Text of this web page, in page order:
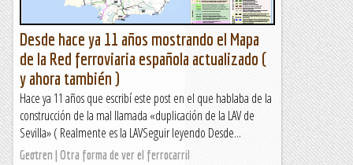
Desde hace ya 11 años mostrando el Mapa
de la Red ferroviaria española actualizado (
y ahora también )
Hace ya 11 años que escribí este post en el que hablaba de la
construcción de la mal llamada «duplicación de la LAV de
Sevilla» ( Realmente es la LAVSeguir leyendo Desde...
Geotren | Otra forma de ver el ferrocarril